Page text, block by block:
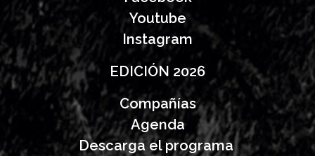
Youtube
Instagram
EDICIÓN 2026
Compañías
Agenda
Descarga el programa